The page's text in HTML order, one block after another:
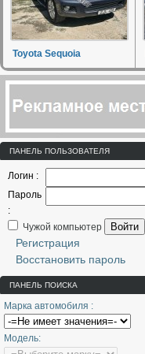
Toyota Sequoia
ПАНЕЛЬ ПОЛЬЗОВАТЕЛЯ
Логин :
Пароль
:
Чужой компьютер
Войти
Регистрация
Восстановить пароль
ПАНЕЛЬ ПОИСКА
Марка автомобиля :
Модель: